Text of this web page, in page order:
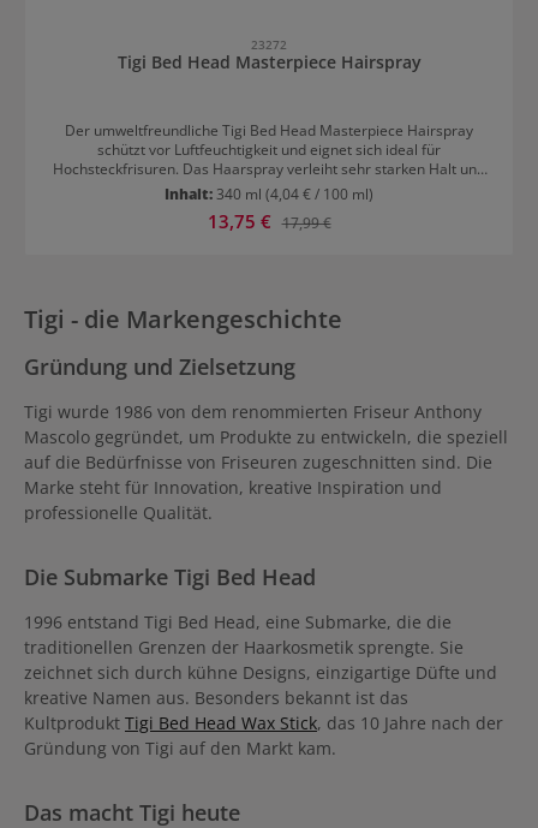
23272
Tigi Bed Head Masterpiece Hairspray
Der umweltfreundliche Tigi Bed Head Masterpiece Hairspray
schützt vor Luftfeuchtigkeit und eignet sich ideal für
Hochsteckfrisuren. Das Haarspray verleiht sehr starken Halt und
eine tropischen Beerenduft. In puncto Glanz ist Bed Head
Masterpiece Hairspray der Spitzenreiter unter den
Stylingprodukten von Tigi. Geeignet für jede Haarlänge und
Inhalt: 340 ml (4,04 € / 100 ml)
Verkaufspreis:
13,75 € Regulärer Preis:
17,99 €
Tigi - die Markengeschichte
Gründung und Zielsetzung
Tigi wurde 1986 von dem renommierten Friseur Anthony
Mascolo gegründet, um Produkte zu entwickeln, die speziell
auf die Bedürfnisse von Friseuren zugeschnitten sind. Die
Marke steht für Innovation, kreative Inspiration und
professionelle Qualität.
Die Submarke Tigi Bed Head
1996 entstand Tigi Bed Head, eine Submarke, die die
traditionellen Grenzen der Haarkosmetik sprengte. Sie
zeichnet sich durch kühne Designs, einzigartige Düfte und
kreative Namen aus. Besonders bekannt ist das
Kultprodukt Tigi Bed Head Wax Stick, das 10 Jahre nach der
Gründung von Tigi auf den Markt kam.
Das macht Tigi heute